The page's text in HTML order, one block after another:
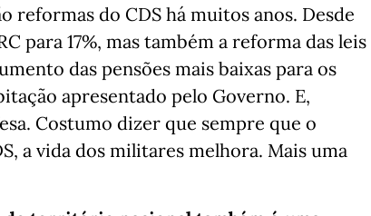
reformas do CDS há muitos anos. Desde
para 17%, mas também a reforma das leis
das pensões mais baixas para os
apresentado pelo Governo. E,
Costumo dizer que sempre que o
a vida dos militares melhora. Mais uma